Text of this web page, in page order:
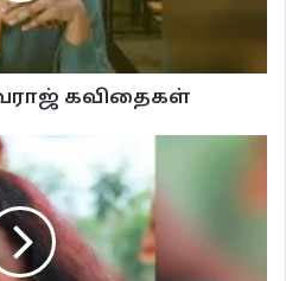
அந்தத் தலைமுறையில் பலர்
மேடைப் பேச்சு என்றால் உயிரை
ஆபீசில், தான் அந்தக் கட்சியின்
கொள்வதில் அத்தனை பெருமை.
கையூட்டு என்பதைத் தவிர்த்தவன்
என்ற ஒரே எண்ணம் மட்டும்தான்.
அந்தத்துறை சேர்மனிடமிருந்து.
போனதேயில்லை. படு ஊழலான
கவிதைகள்